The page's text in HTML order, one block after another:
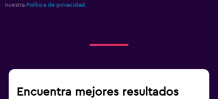
nuestra Política de privacidad.
Encuentra mejores resultados